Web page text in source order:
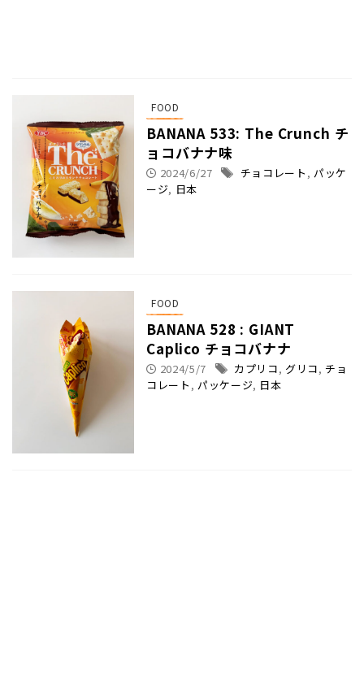
FOOD
BANANA 533: The Crunch チ
ョコバナナ味
2024/6/27 チョコレート , パッケ
ージ, 日本
FOOD
BANANA 528 : GIANT
Caplico チョコバナナ
2024/5/7 カプリコ, グリコ, チョ
コレート , パッケージ, 日本